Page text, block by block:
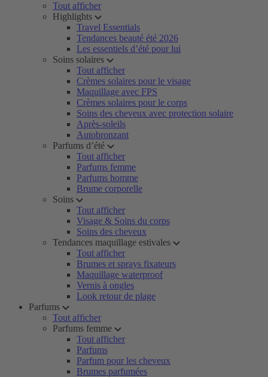
Tout afficher
Highlights
Travel Essentials
Tendances beauté été 2026
Les essentiels d’été pour lui
Soins solaires
Tout afficher
Crèmes solaires pour le visage
Maquillage avec FPS
Crèmes solaires pour le corps
Soins des cheveux avec protection solaire
Après-soleils
Autobronzant
Parfums d’été
Tout afficher
Parfums femme
Parfums homme
Brume corporelle
Soins
Tout afficher
Visage & Soins du corps
Soins des cheveux
Tendances maquillage estivales
Tout afficher
Brumes et sprays fixateurs
Maquillage waterproof
Vernis à ongles
Look retour de plage
Parfums
Tout afficher
Parfums femme
Tout afficher
Parfums
Parfum pour les cheveux
Brumes parfumées